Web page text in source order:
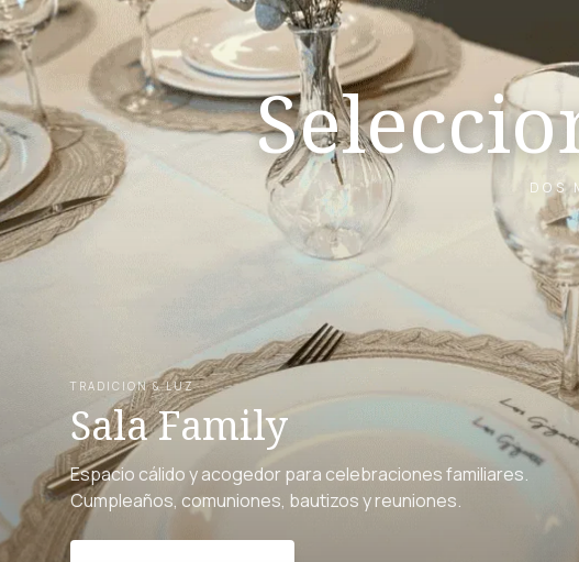
DOS
TRADICION & LUZ
Sala Family
Espacio cálido y acogedor para celebraciones familiares.
Cumpleaños, comuniones, bautizos y reuniones.